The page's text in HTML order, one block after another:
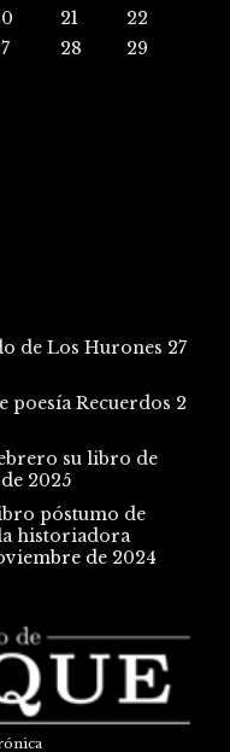
21
22
28
29
de Los Hurones 27
poesía Recuerdos 2
su libro de
2025
póstumo de
historiadora
de 2024